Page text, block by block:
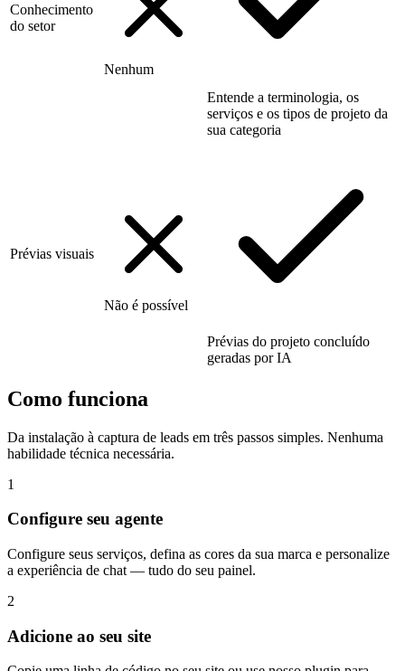
Conhecimento
do setor
Nenhum
Entende a terminologia, os
serviços e os tipos de projeto da
sua categoria
Prévias visuais
Não é possível
Prévias do projeto concluído
geradas por IA
Como funciona
Da instalação à captura de leads em três passos simples. Nenhuma
habilidade técnica necessária.
1
Configure seu agente
Configure seus serviços, defina as cores da sua marca e personalize
a experiência de chat — tudo do seu painel.
2
Adicione ao seu site